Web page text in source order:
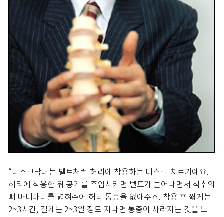
“디스크닥터는 벨트처럼 허리에 착용하는 디스크 치료기예요.
허리에 착용한 뒤 공기를 주입시키면 벨트가 늘어나면서 척추의
뼈 마디마디를 넓혀주어 허리 통증을 없애주죠. 착용 후 짧게는
2~3시간, 길게는 2~3일 정도 지나면 통증이 사라지는 것을 느